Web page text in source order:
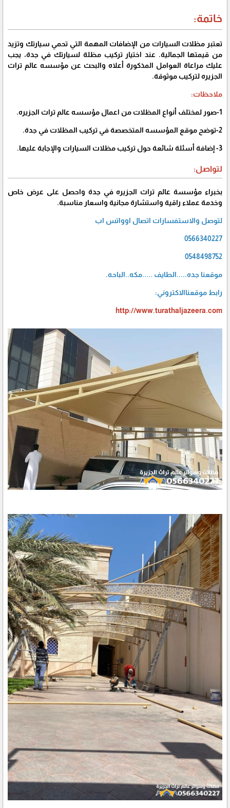
خاتمة:
تعتبر مظلات السيارات من الإضافات المهمة التي تحمي سيارتك وتزيد
من قيمتها الجمالية. عند اختيار تركيب مظلة لسيارتك في جدة، يجب
عليك مراعاة العوامل المذكورة أعلاه والبحث عن مؤسسه عالم تراث
الجزيره لتركيب موثوقة.
ملاحظات:
1-صور لمختلف أنواع المظلات من اعمال مؤسسه عالم تراث الجزيره.
2-توضح موقع المؤسسه المتخصصة في تركيب المظلات في جدة.
3- إضافة أسئلة شائعة حول تركيب مظلات السيارات والإجابة عليها.
لتواصل:
بخبراء مؤسسة عالم تراث الجزيره في جدة واحصل على عرض خاص
وخدمة عملاء راقية واستشارة مجانية واسعار مناسبة.
لتوصل والاستفسارات اتصال اوواتس اب
0566340227
0548498752
موقعنا جده.....الطايف .....مكه..الباحه.
رابط موقعناالاكتروني:
http://www.turathaljazeera.com